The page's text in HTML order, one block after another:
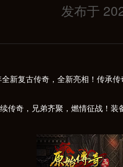
发布于
全新复古传奇，全新亮相！传承
传奇，兄弟齐聚，燃情征战！